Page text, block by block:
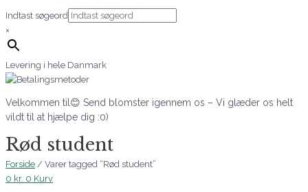
Indtast søgeord
×
Levering i hele Danmark
Velkommen til😊 Send blomster igennem os – Vi glæder os helt
vildt til at hjælpe dig :0)
Rød student
Forside / Varer tagged “Rød student”
0 kr. 0 Kurv